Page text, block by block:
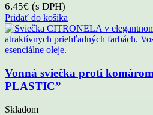
6.45€ (s DPH)
Pridať do košíka
Vonná sviečka proti
PLASTIC”
Skladom